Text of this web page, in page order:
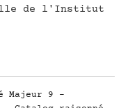
de l'Institut
Majeur 9 -